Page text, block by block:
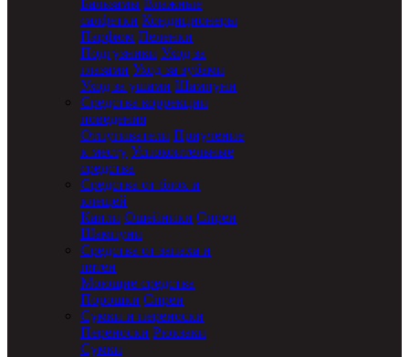
Бальзамы Влажные
салфетки Кондиционеры
Парфюм Пеленки
Подгузники Уход за
глазами Уход за зубами
Уход за ушами Шампуни
Средства коррекции
поведения
Отпугиватели Приучение
к месту Успокоительные
средства
Средства от блох и
клещей
Капли Ошейники Спреи
Шампуни
Средства от запаха и
пятен
Моющие средства
Порошки Спреи
Сумки и переноски
Переноски Рюкзаки
Сумки